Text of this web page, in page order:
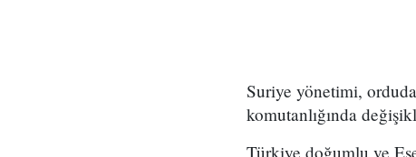
Suriye yönetimi,
komutanlığında
Türkiye doğumlu ve